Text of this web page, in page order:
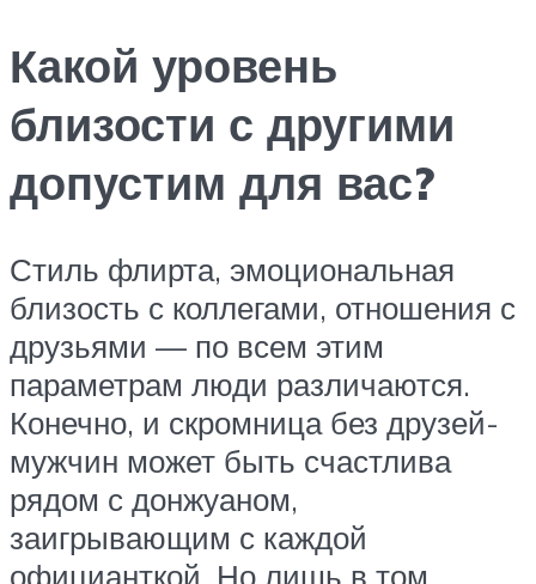
Какой уровень
близости с другими
допустим для вас?
Стиль флирта, эмоциональная
близость с коллегами, отношения с
друзьями — по всем этим
параметрам люди различаются.
Конечно, и скромница без друзей-
мужчин может быть счастлива
рядом с донжуаном,
заигрывающим с каждой
официанткой. Но лишь в том